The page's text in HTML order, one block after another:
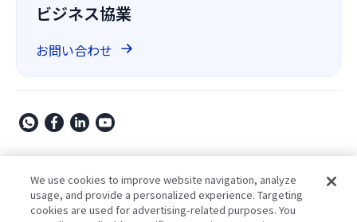
ビジネス協業
お問い合わせ
プライバシーポリシー 利用規約
セキュリティポリシー
Reserved.
We use cookies to improve website navigation, analyze
usage, and provide a personalized experience. Targeting
cookies are used for advertising-related purposes. You